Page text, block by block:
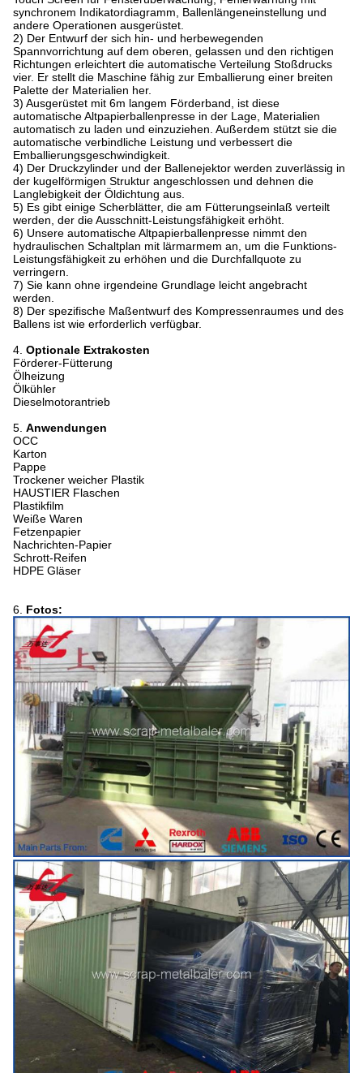
synchronem Indikatordiagramm, Ballenlängeneinstellung und
andere Operationen ausgerüstet.
2) Der Entwurf der sich hin- und herbewegenden
Spannvorrichtung auf dem oberen, gelassen und den richtigen
Richtungen erleichtert die automatische Verteilung Stoßdrucks
vier. Er stellt die Maschine fähig zur Emballierung einer breiten
Palette der Materialien her.
3) Ausgerüstet mit 6m langem Förderband, ist diese
automatische Altpapierballenpresse in der Lage, Materialien
automatisch zu laden und einzuziehen. Außerdem stützt sie die
automatische verbindliche Leistung und verbessert die
Emballierungsgeschwindigkeit.
4) Der Druckzylinder und der Ballenejektor werden zuverlässig in
der kugelförmigen Struktur angeschlossen und dehnen die
Langlebigkeit der Öldichtung aus.
5) Es gibt einige Scherblätter, die am Fütterungseinlaß verteilt
werden, der die Ausschnitt-Leistungsfähigkeit erhöht.
6) Unsere automatische Altpapierballenpresse nimmt den
hydraulischen Schaltplan mit lärmarmem an, um die Funktions-
Leistungsfähigkeit zu erhöhen und die Durchfallquote zu
verringern.
7) Sie kann ohne irgendeine Grundlage leicht angebracht
werden.
8) Der spezifische Maßentwurf des Kompressenraumes und des
Ballens ist wie erforderlich verfügbar.
4. Optionale Extrakosten
Förderer-Fütterung
Ölheizung
Ölkühler
Dieselmotorantrieb
5. Anwendungen
OCC
Karton
Pappe
Trockener weicher Plastik
HAUSTIER Flaschen
Plastikfilm
Weiße Waren
Fetzenpapier
Nachrichten-Papier
Schrott-Reifen
HDPE Gläser
6. Fotos: